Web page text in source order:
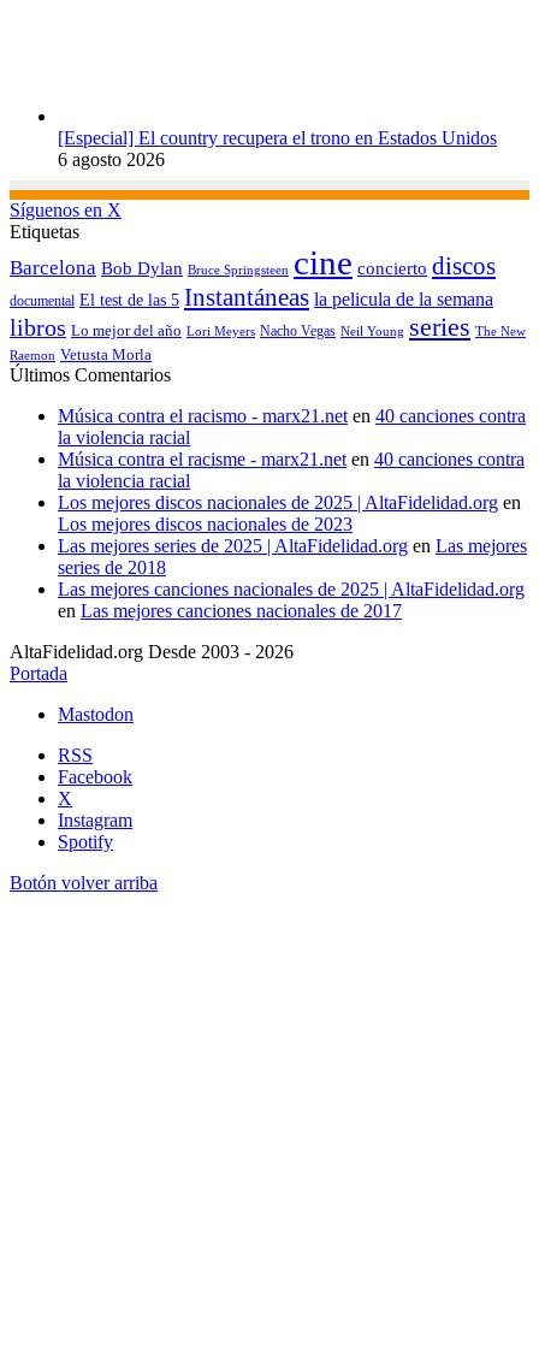
[Especial] El country recupera el trono en Estados Unidos
6 agosto 2026
Síguenos en X
Etiquetas
Barcelona Bob Dylan Bruce Springsteen cine concierto discos
documental El test de las 5 Instantáneas la pelicula de la semana
libros Lo mejor del año Lori Meyers Nacho Vegas Neil Young series The New
Raemon Vetusta Morla
Últimos Comentarios
Música contra el racismo - marx21.net en 40 canciones contra
la violencia racial
Música contra el racisme - marx21.net en 40 canciones contra
la violencia racial
Los mejores discos nacionales de 2025 | AltaFidelidad.org en
Los mejores discos nacionales de 2023
Las mejores series de 2025 | AltaFidelidad.org en Las mejores
series de 2018
Las mejores canciones nacionales de 2025 | AltaFidelidad.org
en Las mejores canciones nacionales de 2017
AltaFidelidad.org Desde 2003 - 2026
Portada
Mastodon
RSS
Facebook
X
Instagram
Spotify
Botón volver arriba